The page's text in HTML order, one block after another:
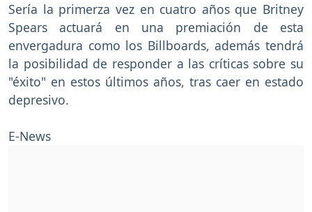
Sería la primerza vez en cuatro años que Britney
Spears actuará en una premiación de esta
envergadura como los Billboards, además tendrá
la posibilidad de responder a las críticas sobre su
"éxito" en estos últimos años, tras caer en estado
depresivo.
E-News